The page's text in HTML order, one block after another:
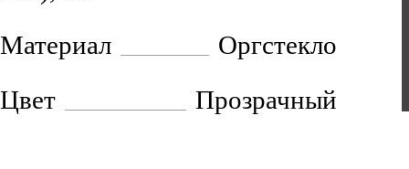
Материал
Оргстекло
Цвет
Прозрачный